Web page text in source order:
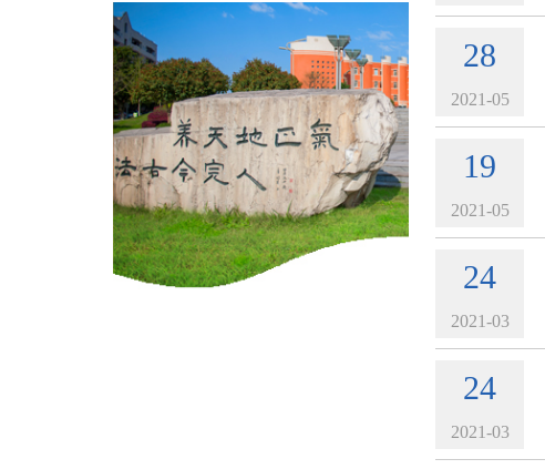
28
2021-05
19
2021-05
24
2021-03
24
2021-03